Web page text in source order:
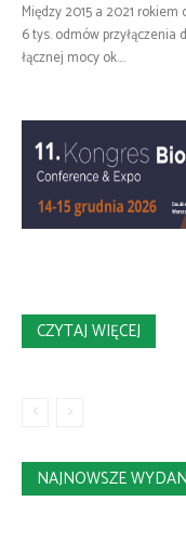
Między 2015 a 2021
6 tys. odmów
łącznej mocy ok....
CZYTAJ WIĘCEJ
NAJNOWSZE